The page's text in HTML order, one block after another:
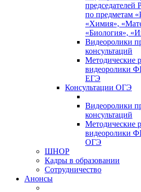
председателей
по предметам
«Химия»,
«Биология»,
Видеоролики
консультаций
Методические
видеоролики
ЕГЭ
Консультации ОГЭ
Видеоролики
консультаций
Методические
видеоролики
ОГЭ
ШНОР
Кадры в образовании
Сотрудничество
Анонсы